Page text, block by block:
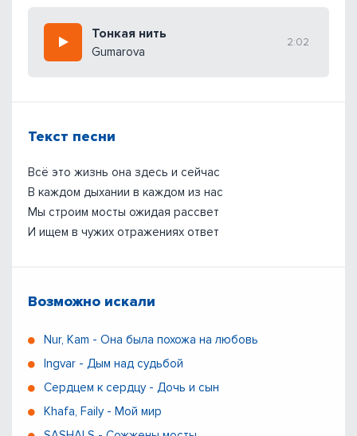
Тонкая нить
Gumarova
2:02
Текст песни
Всё это жизнь она здесь и сейчас
В каждом дыхании в каждом из нас
Мы строим мосты ожидая рассвет
И ищем в чужих отражениях ответ
Возможно искали
Nur, Kam - Она была похожа на любовь
Ingvar - Дым над судьбой
Сердцем к сердцу - Дочь и сын
Khafa, Faily - Мой мир